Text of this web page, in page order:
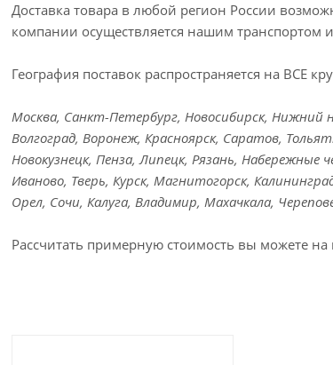
Доставка товара в любой регион России
компании осуществляется нашим транспортом
География поставок распространяется на ВСЕ
Москва, Санкт-Петербург, Новосибирск, Нижний
Волгоград, Воронеж, Красноярск, Саратов,
Новокузнецк, Пенза, Липецк, Рязань, Набережные
Иваново, Тверь, Курск, Магнитогорск,
Орел, Сочи, Калуга, Владимир, Махачкала,
Рассчитать примерную стоимость вы можете